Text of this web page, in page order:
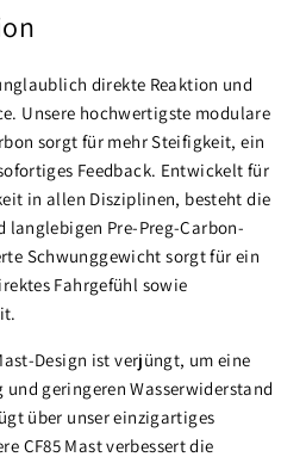
direkte Reaktion und
Unsere hochwertigste modulare
sorgt für mehr Steifigkeit, ein
Feedback. Entwickelt für
in allen Disziplinen, besteht die
langlebigen Pre-Preg-Carbon-
Schwunggewicht sorgt für ein
Fahrgefühl sowie
Design ist verjüngt, um eine
geringeren Wasserwiderstand
über unser einzigartiges
CF85 Mast verbessert die